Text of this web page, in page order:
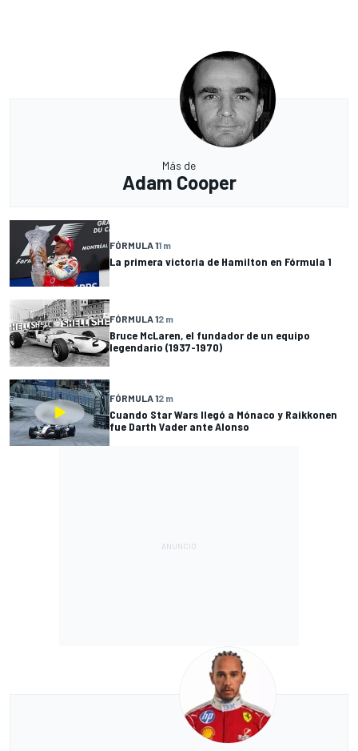
Más de
Adam Cooper
FÓRMULA 11 m
La primera victoria de Hamilton en Fórmula 1
FÓRMULA 12 m
Bruce McLaren, el fundador de un equipo
legendario (1937-1970)
FÓRMULA 12 m
Cuando Star Wars llegó a Mónaco y Raikkonen
fue Darth Vader ante Alonso